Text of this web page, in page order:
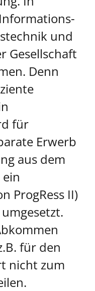
und
Gesellschaft
Denn
für
Erwerb
aus dem
ProgRess II)
für den
nicht zum